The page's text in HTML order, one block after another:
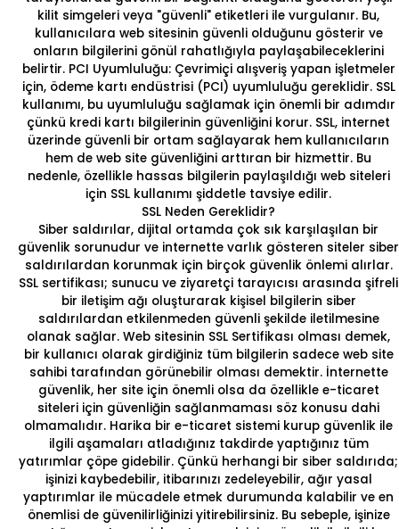
kilit simgeleri veya "güvenli" etiketleri ile vurgulanır. Bu,
kullanıcılara web sitesinin güvenli olduğunu gösterir ve
onların bilgilerini gönül rahatlığıyla paylaşabileceklerini
belirtir. PCI Uyumluluğu: Çevrimiçi alışveriş yapan işletmeler
için, ödeme kartı endüstrisi (PCI) uyumluluğu gereklidir. SSL
kullanımı, bu uyumluluğu sağlamak için önemli bir adımdır
çünkü kredi kartı bilgilerinin güvenliğini korur. SSL, internet
üzerinde güvenli bir ortam sağlayarak hem kullanıcıların
hem de web site güvenliğini arttıran bir hizmettir. Bu
nedenle, özellikle hassas bilgilerin paylaşıldığı web siteleri
için SSL kullanımı şiddetle tavsiye edilir.
SSL Neden Gereklidir?
Siber saldırılar, dijital ortamda çok sık karşılaşılan bir
güvenlik sorunudur ve internette varlık gösteren siteler siber
saldırılardan korunmak için birçok güvenlik önlemi alırlar.
SSL sertifikası; sunucu ve ziyaretçi tarayıcısı arasında şifreli
bir iletişim ağı oluşturarak kişisel bilgilerin siber
saldırılardan etkilenmeden güvenli şekilde iletilmesine
olanak sağlar. Web sitesinin SSL Sertifikası olması demek,
bir kullanıcı olarak girdiğiniz tüm bilgilerin sadece web site
sahibi tarafından görünebilir olması demektir. İnternette
güvenlik, her site için önemli olsa da özellikle e-ticaret
siteleri için güvenliğin sağlanmaması söz konusu dahi
olmamalıdır. Harika bir e-ticaret sistemi kurup güvenlik ile
ilgili aşamaları atladığınız takdirde yaptığınız tüm
yatırımlar çöpe gidebilir. Çünkü herhangi bir siber saldırıda;
işinizi kaybedebilir, itibarınızı zedeleyebilir, ağır yasal
yaptırımlar ile mücadele etmek durumunda kalabilir ve en
önemlisi de güvenilirliğinizi yitirebilirsiniz. Bu sebeple, işinize